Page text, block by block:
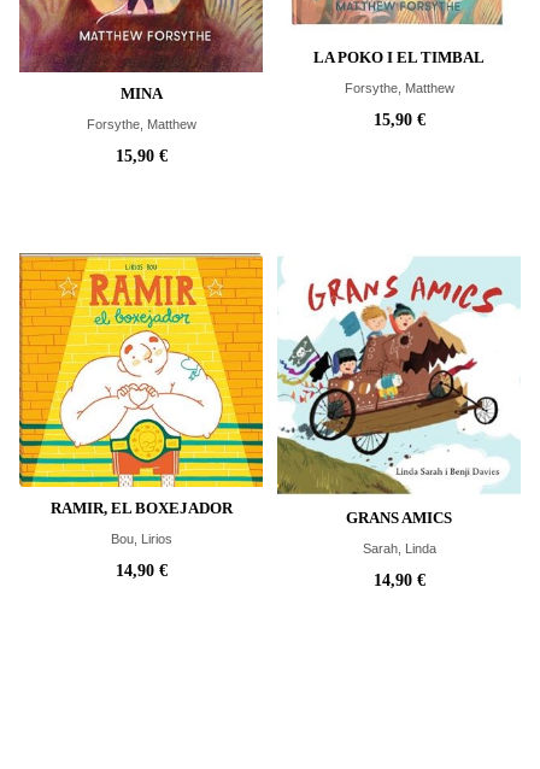
MINA
Forsythe, Matthew
15,90 €
LA POKO I EL TIMBAL
Forsythe, Matthew
15,90 €
RAMIR, EL BOXEJADOR
Bou, Lirios
14,90 €
GRANS AMICS
Sarah, Linda
14,90 €